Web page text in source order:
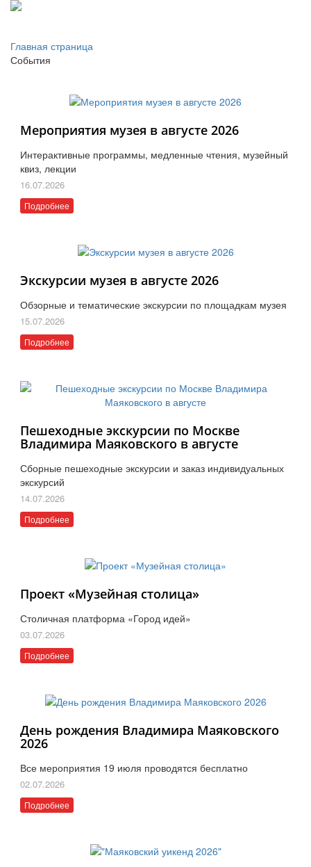
Главная страница
События
Мероприятия музея в августе 2026
Интерактивные программы, медленные чтения, музейный
квиз, лекции
16.07.2026
Подробнее
Экскурсии музея в августе 2026
Обзорные и тематические экскурсии по площадкам музея
15.07.2026
Подробнее
Пешеходные экскурсии по Москве
Владимира Маяковского в августе
Сборные пешеходные экскурсии и заказ индивидуальных
экскурсий
14.07.2026
Подробнее
Проект «Музейная столица»
Столичная платформа «Город идей»
03.07.2026
Подробнее
День рождения Владимира Маяковского
2026
Все мероприятия 19 июля проводятся бесплатно
02.07.2026
Подробнее